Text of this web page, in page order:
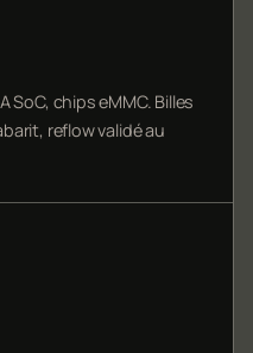
SoC, chips eMMC. Billes
reflow validé au